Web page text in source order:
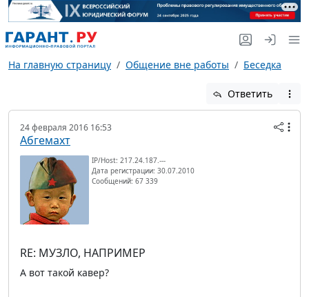
На главную страницу Общение вне работы Беседка
Ответить
24 февраля 2016 16:53
Абгемахт
IP/Host: 217.24.187.---
Дата регистрации: 30.07.2010
Сообщений: 67 339
RE: МУЗЛО, НАПРИМЕР
А вот такой кавер?